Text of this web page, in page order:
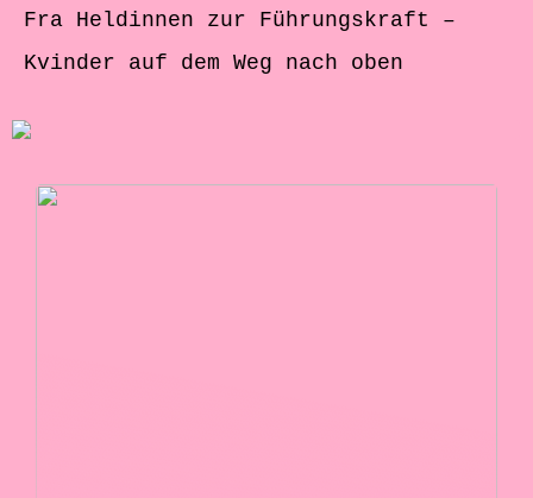
Fra Heldinnen zur Führungskraft –
Kvinder auf dem Weg nach oben